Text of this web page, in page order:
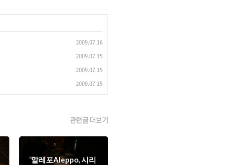
2009.07.16
2009.07.15
2009.07.15
2009.07.15
관련글 더보기
알레포Aleppo, 시리